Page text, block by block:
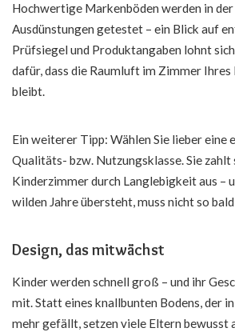
Hochwertige Markenböden werden in
Ausdünstungen getestet – ein Blick auf
Prüfsiegel und Produktangaben lohnt
dafür, dass die Raumluft im Zimmer Ihres
bleibt.
Ein weiterer Tipp: Wählen Sie lieber eine
Qualitäts- bzw. Nutzungsklasse. Sie zahlt
Kinderzimmer durch Langlebigkeit aus –
wilden Jahre übersteht, muss nicht so
Design, das mitwächst
Kinder werden schnell groß – und ihr
mit. Statt eines knallbunten Bodens, der
mehr gefällt, setzen viele Eltern bewusst